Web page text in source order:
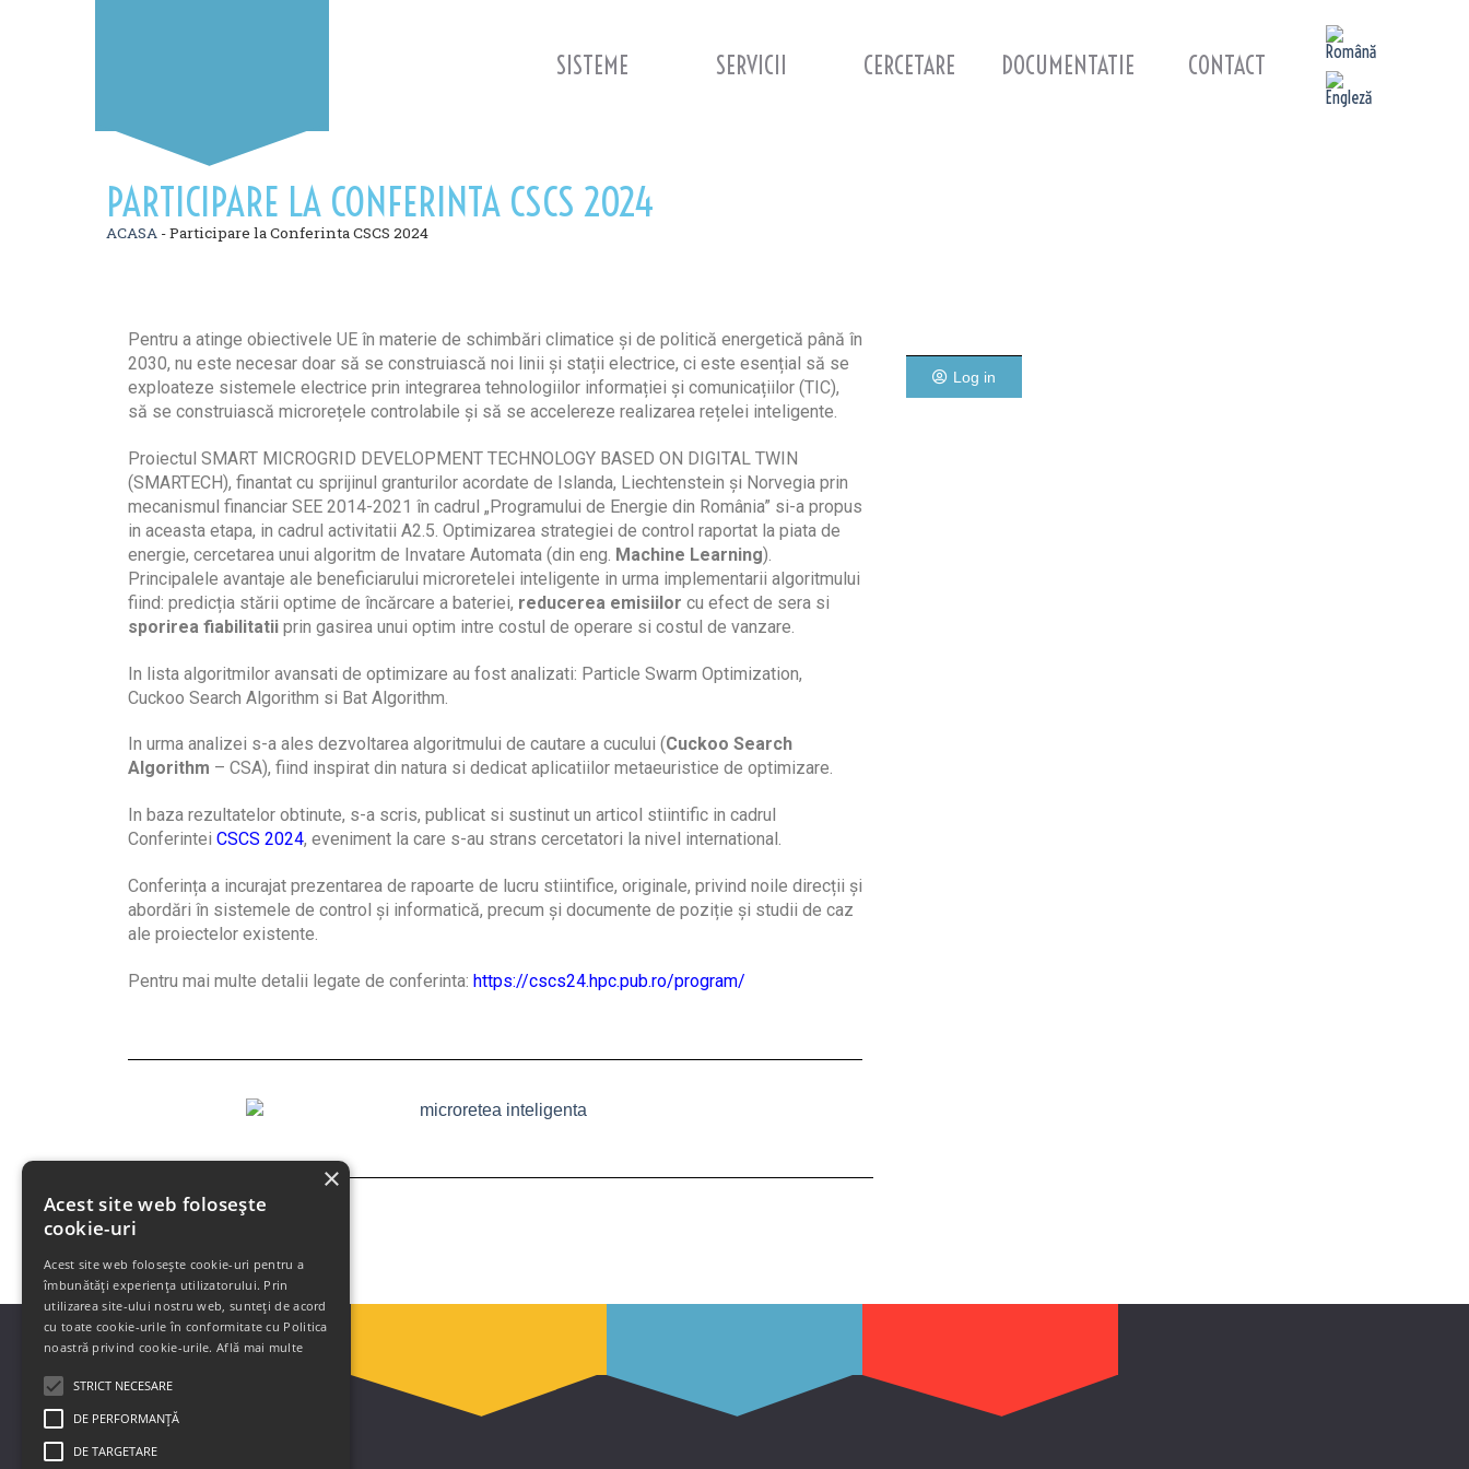
SISTEME SERVICII CERCETARE DOCUMENTATIE CONTACT
PARTICIPARE LA CONFERINTA CSCS 2024
ACASA -Participare la Conferinta CSCS 2024
Pentru a atinge obiectivele UE în materie de schimbări climatice și de politică energetică până în
2030, nu este necesar doar să se construiască noi linii și stații electrice, ci este esențial să se
exploateze sistemele electrice prin integrarea tehnologiilor informației și comunicațiilor (TIC),
să se construiască microrețele controlabile și să se accelereze realizarea rețelei inteligente.
Proiectul SMART MICROGRID DEVELOPMENT TECHNOLOGY BASED ON DIGITAL TWIN
(SMARTECH), finantat cu sprijinul granturilor acordate de Islanda, Liechtenstein și Norvegia prin
mecanismul financiar SEE 2014-2021 în cadrul „Programului de Energie din România” si-a propus
in aceasta etapa, in cadrul activitatii A2.5. Optimizarea strategiei de control raportat la piata de
energie, cercetarea unui algoritm de Invatare Automata (din eng. Machine Learning).
Principalele avantaje ale beneficiarului microretelei inteligente in urma implementarii algoritmului
fiind: predicția stării optime de încărcare a bateriei, reducerea emisiilor cu efect de sera si
sporirea fiabilitatii prin gasirea unui optim intre costul de operare si costul de vanzare.
In lista algoritmilor avansati de optimizare au fost analizati: Particle Swarm Optimization,
Cuckoo Search Algorithm si Bat Algorithm.
In urma analizei s-a ales dezvoltarea algoritmului de cautare a cucului (Cuckoo Search
Algorithm – CSA), fiind inspirat din natura si dedicat aplicatiilor metaeuristice de optimizare.
In baza rezultatelor obtinute, s-a scris, publicat si sustinut un articol stiintific in cadrul
Conferintei CSCS 2024, eveniment la care s-au strans cercetatori la nivel international.
Conferința a incurajat prezentarea de rapoarte de lucru stiintifice, originale, privind noile direcții și
abordări în sistemele de control și informatică, precum și documente de poziție și studii de caz
ale proiectelor existente.
Pentru mai multe detalii legate de conferinta: https://cscs24.hpc.pub.ro/program/
Log in
×
Acest site web folosește
cookie-uri
Acest site web folosește cookie-uri pentru a
îmbunătăți experiența utilizatorului. Prin
utilizarea site-ului nostru web, sunteți de acord
cu toate cookie-urile în conformitate cu Politica
noastră privind cookie-urile. Află mai multe
STRICT NECESARE
DE PERFORMANȚĂ
DE TARGETARE